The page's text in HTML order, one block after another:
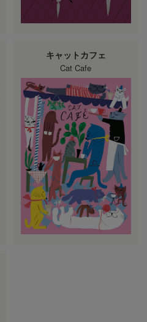
キャットカフェ
Cat Cafe